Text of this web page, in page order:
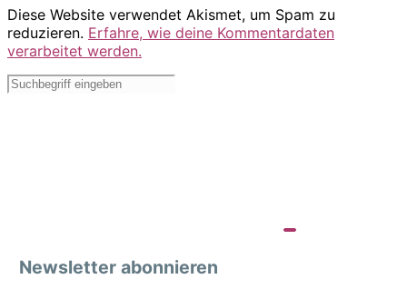
Diese Website verwendet Akismet, um Spam zu
reduzieren. Erfahre, wie deine Kommentardaten
verarbeitet werden.
Newsletter abonnieren